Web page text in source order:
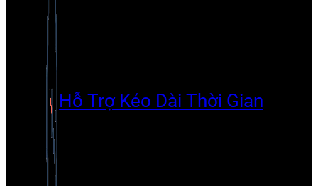
Hỗ Trợ Kéo Dài Thời Gian